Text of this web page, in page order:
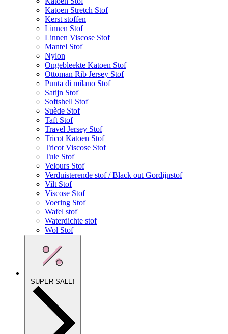
Katoen Stretch Stof
Kerst stoffen
Linnen Stof
Linnen Viscose Stof
Mantel Stof
Nylon
Ongebleekte Katoen Stof
Ottoman Rib Jersey Stof
Punta di milano Stof
Satijn Stof
Softshell Stof
Suède Stof
Taft Stof
Travel Jersey Stof
Tricot Katoen Stof
Tricot Viscose Stof
Tule Stof
Velours Stof
Verduisterende stof / Black out Gordijnstof
Vilt Stof
Viscose Stof
Voering Stof
Wafel stof
Waterdichte stof
Wol Stof
SUPER SALE!